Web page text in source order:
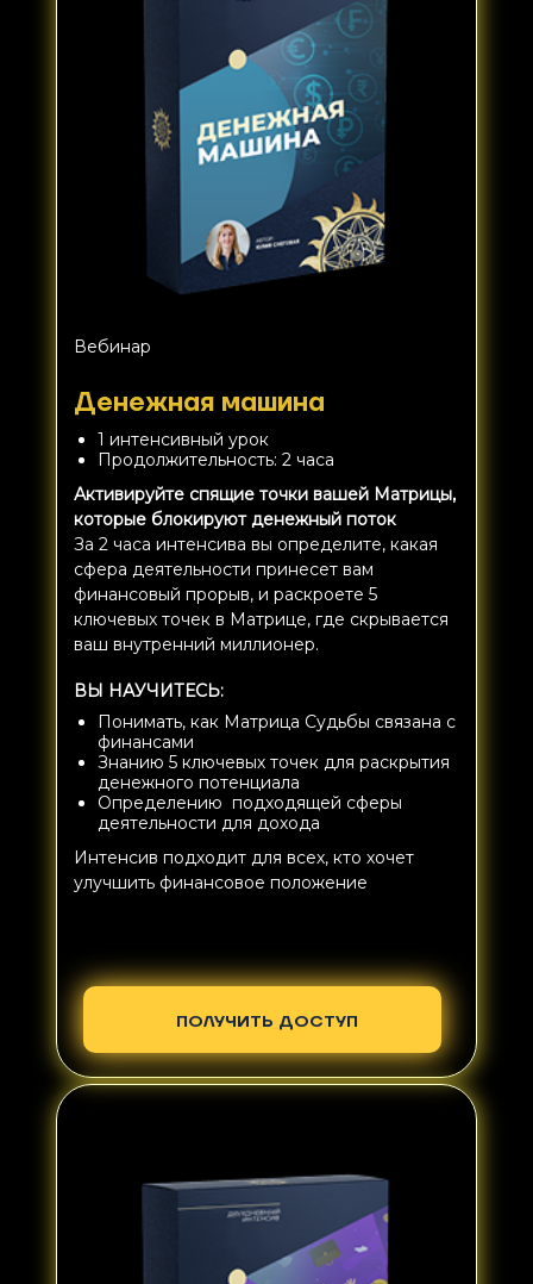
Вебинар
Денежная машина
1 интенсивный урок
Продолжительность: 2 часа
Активируйте спящие точки вашей Матрицы,
которые блокируют денежный поток
За 2 часа интенсива вы определите, какая
сфера деятельности принесет вам
финансовый прорыв, и раскроете 5
ключевых точек в Матрице, где скрывается
ваш внутренний миллионер.
ВЫ НАУЧИТЕСЬ:
Понимать, как Матрица Судьбы связана с
финансами
Знанию 5 ключевых точек для раскрытия
денежного потенциала
Определению подходящей сферы
деятельности для дохода
Интенсив подходит для всех, кто хочет
улучшить финансовое положение
ПОЛУЧИТЬ ДОСТУП